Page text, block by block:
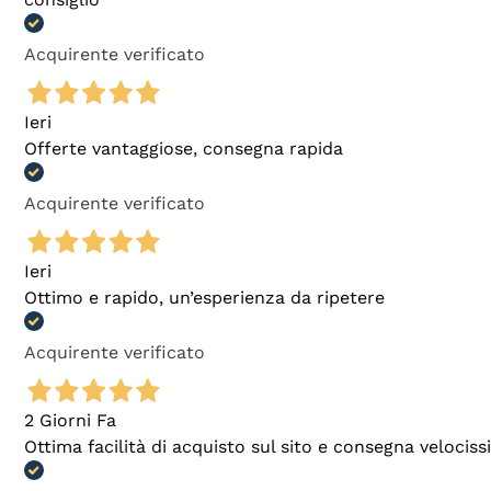
Acquirente verificato
Ieri
Offerte vantaggiose, consegna rapida
Acquirente verificato
Ieri
Ottimo e rapido, un’esperienza da ripetere
Acquirente verificato
2 Giorni Fa
Ottima facilità di acquisto sul sito e consegna